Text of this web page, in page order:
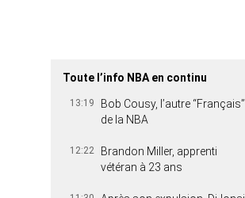
Toute l’info NBA en continu
13:19
Bob Cousy, l’autre “Français”
de la NBA
12:22
Brandon Miller, apprenti
vétéran à 23 ans